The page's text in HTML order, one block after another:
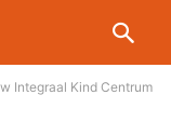
Integraal Kind Centrum